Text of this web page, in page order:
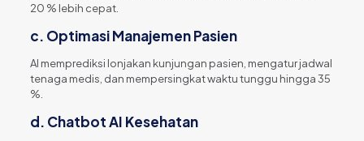
20 % lebih cepat.
c. Optimasi Manajemen Pasien
AI memprediksi lonjakan kunjungan pasien, mengatur jadwal
tenaga medis, dan mempersingkat waktu tunggu hingga 35
%.
d. Chatbot AI Kesehatan